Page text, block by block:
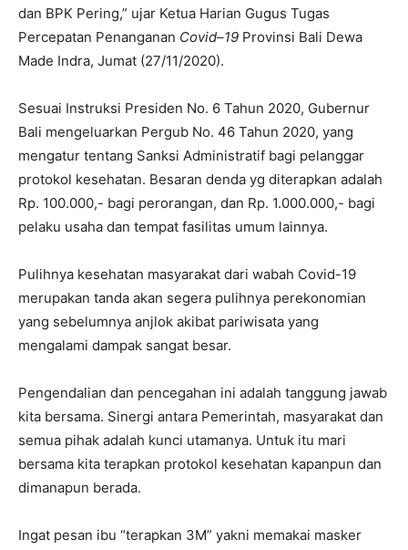
dan BPK Pering,” ujar Ketua Harian Gugus Tugas
Percepatan Penanganan Covid–19 Provinsi Bali Dewa
Made Indra, Jumat (27/11/2020).
Sesuai Instruksi Presiden No. 6 Tahun 2020, Gubernur
Bali mengeluarkan Pergub No. 46 Tahun 2020, yang
mengatur tentang Sanksi Administratif bagi pelanggar
protokol kesehatan. Besaran denda yg diterapkan adalah
Rp. 100.000,- bagi perorangan, dan Rp. 1.000.000,- bagi
pelaku usaha dan tempat fasilitas umum lainnya.
Pulihnya kesehatan masyarakat dari wabah Covid-19
merupakan tanda akan segera pulihnya perekonomian
yang sebelumnya anjlok akibat pariwisata yang
mengalami dampak sangat besar.
Pengendalian dan pencegahan ini adalah tanggung jawab
kita bersama. Sinergi antara Pemerintah, masyarakat dan
semua pihak adalah kunci utamanya. Untuk itu mari
bersama kita terapkan protokol kesehatan kapanpun dan
dimanapun berada.
Ingat pesan ibu “terapkan 3M” yakni memakai masker